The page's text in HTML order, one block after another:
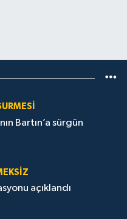
Bartın’a sürgün
açıklandı